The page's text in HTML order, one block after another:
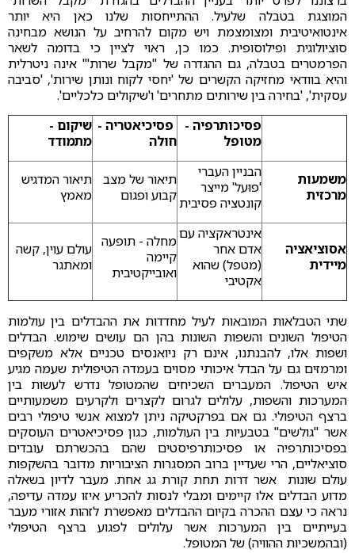
המוצגת בטבלה שלעיל. ההתייחסות שלנו כאן היא יותר
אינטואיטיבית ומצומצמת ויש מקום להרחיב על הנושא מבחינה
סוציולוגית ופילוסופית. כמו כן, ראוי לציין כי בדומה לשאר
הפרמטרים בטבלה, גם ההגדרה של "מקבל שרות'" אינה ניטרלית
והיא בוודאי מחזיקה הקשרים של 'יחסי לקוח ונותן שירות', 'סביבה
עסקית', 'בחירה בין שירותים מתחרים' ו'שיקולים כלכליים'.
פסיכותרפיה -
מטופל
פסיכיאטריה -
חולה
שיקום -
מתמודד
משמעות
מרכזית
הבניין העברי
'פוּעל' מייצר
קונטציה פסיבית
תיאור של מצב
קבוע ופגום
תיאור המדגיש
מאמץ
אסוציאציה
מיידית
אינטראקציה עם
אדם אחר
(מטפל) שהוא
אקטיבי
מחלה - תופעה
קיימה
ואובייקטיבית
עולם עוין, קשה
ומאתגר
שתי הטבלאות המובאות לעיל מחדדות את ההבדלים בין עולמות
הטיפול השונים והשפות השונות בהן הם עושים שימוש. הבדלים
ושפות אלו, להבנתנו, אינם רק ניואנסים טכניים אלא משקפים
ומרמזים גם על הבדל איכותי מסוים בעמדה הטיפולית שעמה מגיע
איש הטיפול. המעברים השכיחים שהמטופל נדרש לעשות בין
המערכות והשפות, עלולים לגרום לקצרים ולקרעים משמעותיים
ברצף הטיפולי. גם אם בפרקטיקה ניתן למצוא אנשי טיפולי רבים
אשר "גולשים" בטבעיות בין העולמות, כגון פסיכיאטרים העוסקים
בפסיכותרפיה או פסיכותרפיסטים שהם בהכשרתם עובדים
סוציאליים, הרי שעדיין ברוב המסגרות הציבוריות מדובר בהשקפות
עולם שונות אשר דרות תחת קורת גג אחת. מעבר לדיון בשאלה
מדוע הבדלים אלו קיימים ומבלי לנסות להכריע איזו עמדה עדיפה,
נראה כי עצם ההכרה בקיום ההבדלים מאפשרת לזהות אזורי מעבר
בעייתיים בין המערכות אשר עלולים לפגוע ברצף הטיפולי
(ובהמשכיות ההוויה) של המטופל.